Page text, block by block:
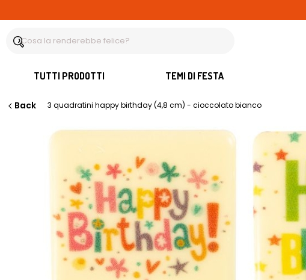
TUTTI PRODOTTI TEMI DI FESTA
Back 3 quadratini happy birthday (4,8 cm) - cioccolato bianco